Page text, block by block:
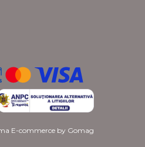
E-commerce by Gomag